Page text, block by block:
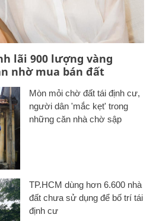
lãi 900 lượng vàng
nhờ mua bán đất
Mòn mỏi chờ đất tái định cư,
người dân 'mắc kẹt' trong
những căn nhà chờ sập
TP.HCM dùng hơn 6.600 nhà
đất chưa sử dụng để bố trí tái
định cư